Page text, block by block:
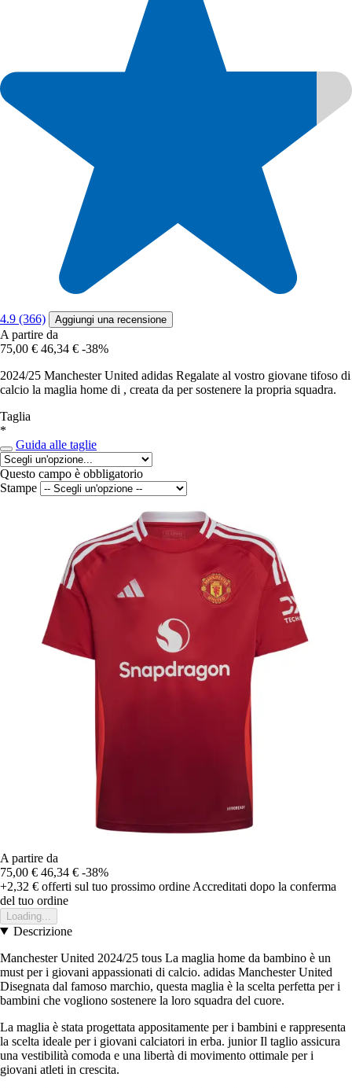
4.9 (366) Aggiungi una recensione
A partire da
75,00 € 46,34 € -38%
2024/25 Manchester United adidas Regalate al vostro giovane tifoso di
calcio la maglia home di , creata da per sostenere la propria squadra.
Taglia
*
Guida alle taglie
Questo campo è obbligatorio
Stampe
A partire da
75,00 € 46,34 € -38%
+2,32 € offerti sul tuo prossimo ordine Accreditati dopo la conferma
del tuo ordine
Loading...
Descrizione
Manchester United 2024/25 tous La maglia home da bambino è un
must per i giovani appassionati di calcio. adidas Manchester United
Disegnata dal famoso marchio, questa maglia è la scelta perfetta per i
bambini che vogliono sostenere la loro squadra del cuore.
La maglia è stata progettata appositamente per i bambini e rappresenta
la scelta ideale per i giovani calciatori in erba. junior Il taglio assicura
una vestibilità comoda e una libertà di movimento ottimale per i
giovani atleti in crescita.